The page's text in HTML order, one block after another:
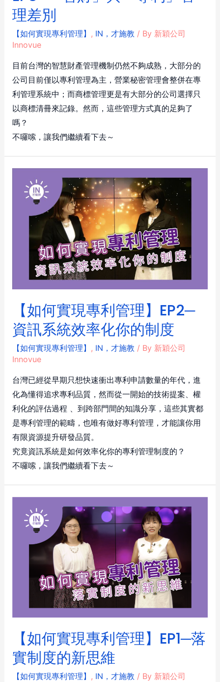
理差別
【如何實現專利管理】 , IN，才施教 / By 新穎公司
Innovue
目前台灣的智慧財產管理機制仍然不夠成熟，大部分的
公司目前僅以專利管理為主，營業秘密管理會整併在專
利管理系統中；而商標管理更是有大部分的公司選擇只
以商標清冊來記錄。然而，這些管理方式真的足夠了
嗎？
不囉嗦，讓我們繼續看下去～
【如何實現專利管理】EP2─
資訊系統效率化你的制度
【如何實現專利管理】 , IN，才施教 / By 新穎公司
Innovue
台灣已經從早期只想快速衝出專利申請數量的年代，進
化為懂得追求專利品質，然而從一開始的技術提案、權
利化的評估過程 、到跨部門間的知識分享，這些其實都
是專利管理的範疇，也唯有做好專利管理，才能讓你用
有限資源提升研發品質。
究竟資訊系統是如何效率化你的專利管理制度的？
不囉嗦，讓我們繼續看下去～
【如何實現專利管理】EP1─落
實制度的新思維
【如何實現專利管理】 , IN，才施教 / By 新穎公司